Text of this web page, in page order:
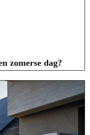
zomerse dag?